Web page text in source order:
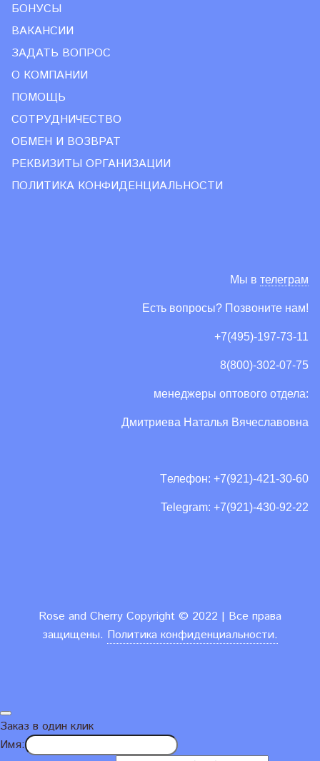
БОНУСЫ
ВАКАНСИИ
ЗАДАТЬ ВОПРОС
О КОМПАНИИ
ПОМОЩЬ
СОТРУДНИЧЕСТВО
ОБМЕН И ВОЗВРАТ
РЕКВИЗИТЫ ОРГАНИЗАЦИИ
ПОЛИТИКА КОНФИДЕНЦИАЛЬНОСТИ
Мы в телеграм
Есть вопросы? Позвоните нам!
+7(495)-197-73-11
8(800)-302-07-75
менеджеры оптового отдела:
Дмитриева Наталья Вячеславовна
Tелефон: +7(921)-421-30-60
Telegram: +7(921)-430-92-22
Rose and Cherry Copyright © 2022 | Все права
защищены. Политика конфиденциальности.
Заказ в один клик
Имя: